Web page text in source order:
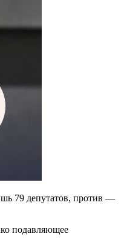
79 депутатов, против —
подавляющее